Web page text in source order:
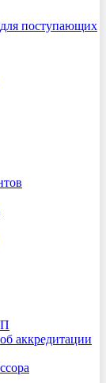
поступающих
аккредитации